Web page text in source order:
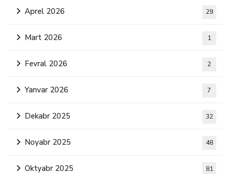
Aprel 2026 29
Mart 2026 1
Fevral 2026 2
Yanvar 2026 7
Dekabr 2025 32
Noyabr 2025 48
Oktyabr 2025 81